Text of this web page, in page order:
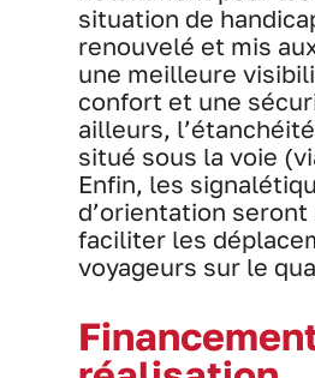
situation de
renouvelé et mis
une meilleure
confort et une
ailleurs,
situé sous la voie
Enfin, les
d’orientation
faciliter les
voyageurs sur le